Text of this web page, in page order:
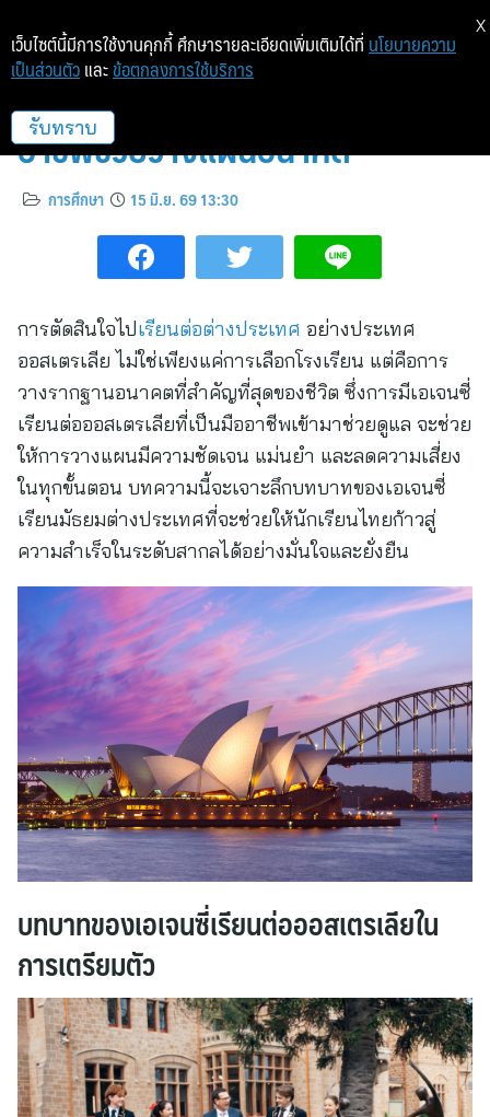
เอเจนซี่เรียนต่อออสเตรเลีย มือ
อาชีพช่วยวางแผนอนาคต
การศึกษา 15 มิ.ย. 69 13:30
การตัดสินใจไปเรียนต่อต่างประเทศ อย่างประเทศ
ออสเตรเลีย ไม่ใช่เพียงแค่การเลือกโรงเรียน แต่คือการ
วางรากฐานอนาคตที่สำคัญที่สุดของชีวิต ซึ่งการมีเอเจนซี่
เรียนต่อออสเตรเลียที่เป็นมืออาชีพเข้ามาช่วยดูแล จะช่วย
ให้การวางแผนมีความชัดเจน แม่นยำ และลดความเสี่ยง
ในทุกขั้นตอน บทความนี้จะเจาะลึกบทบาทของเอเจนซี่
เรียนมัธยมต่างประเทศที่จะช่วยให้นักเรียนไทยก้าวสู่
ความสำเร็จในระดับสากลได้อย่างมั่นใจและยั่งยืน
บทบาทของเอเจนซี่เรียนต่อออสเตรเลียใน
การเตรียมตัว
เว็บไซต์นี้มีการใช้งานคุกกี้ ศึกษารายละเอียดเพิ่มเติมได้ที่ นโยบายความ
เป็นส่วนตัว และ ข้อตกลงการใช้บริการ
รับทราบ
X